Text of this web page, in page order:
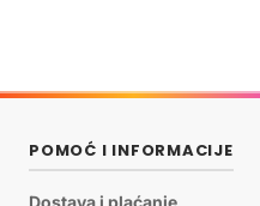
POMOĆ I INFORMACIJE
Dostava i plaćanje